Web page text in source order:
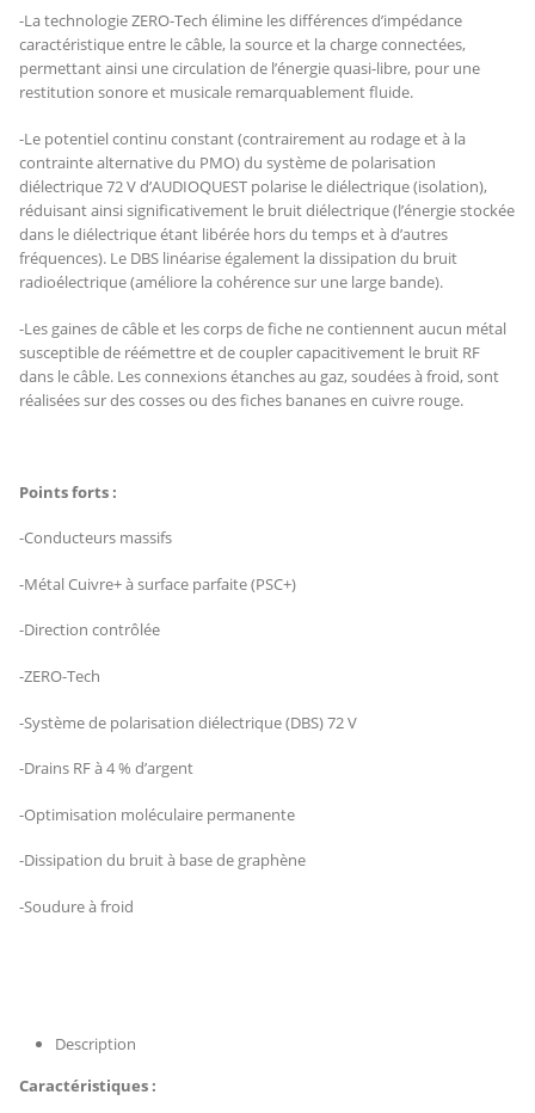
-La technologie ZERO-Tech élimine les différences d’impédance
caractéristique entre le câble, la source et la charge connectées,
permettant ainsi une circulation de l’énergie quasi-libre, pour une
restitution sonore et musicale remarquablement fluide.
-Le potentiel continu constant (contrairement au rodage et à la
contrainte alternative du PMO) du système de polarisation
diélectrique 72 V d’AUDIOQUEST polarise le diélectrique (isolation),
réduisant ainsi significativement le bruit diélectrique (l’énergie stockée
dans le diélectrique étant libérée hors du temps et à d’autres
fréquences). Le DBS linéarise également la dissipation du bruit
radioélectrique (améliore la cohérence sur une large bande).
-Les gaines de câble et les corps de fiche ne contiennent aucun métal
susceptible de réémettre et de coupler capacitivement le bruit RF
dans le câble. Les connexions étanches au gaz, soudées à froid, sont
réalisées sur des cosses ou des fiches bananes en cuivre rouge.
Points forts :
-Conducteurs massifs
-Métal Cuivre+ à surface parfaite (PSC+)
-Direction contrôlée
-ZERO-Tech
-Système de polarisation diélectrique (DBS) 72 V
-Drains RF à 4 % d’argent
-Optimisation moléculaire permanente
-Dissipation du bruit à base de graphène
-Soudure à froid
Description
Caractéristiques :